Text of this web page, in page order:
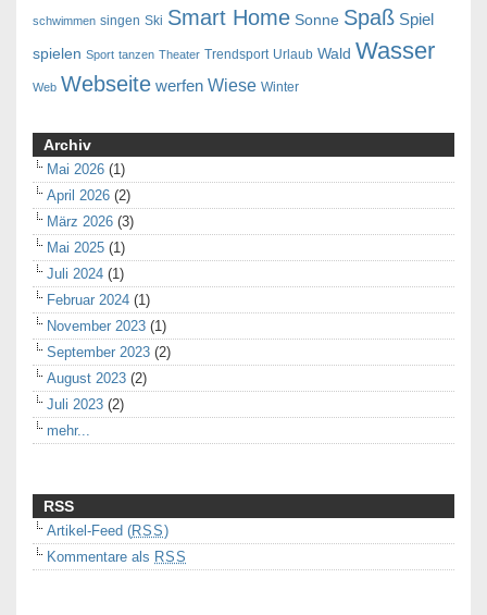
schwimmen singen Ski Smart Home Sonne Spaß Spiel
spielen Sport tanzen Theater Trendsport Urlaub Wald Wasser
Web Webseite werfen Wiese Winter
Archiv
Mai 2026 (1)
April 2026 (2)
März 2026 (3)
Mai 2025 (1)
Juli 2024 (1)
Februar 2024 (1)
November 2023 (1)
September 2023 (2)
August 2023 (2)
Juli 2023 (2)
mehr...
RSS
Artikel-Feed (RSS)
Kommentare als RSS